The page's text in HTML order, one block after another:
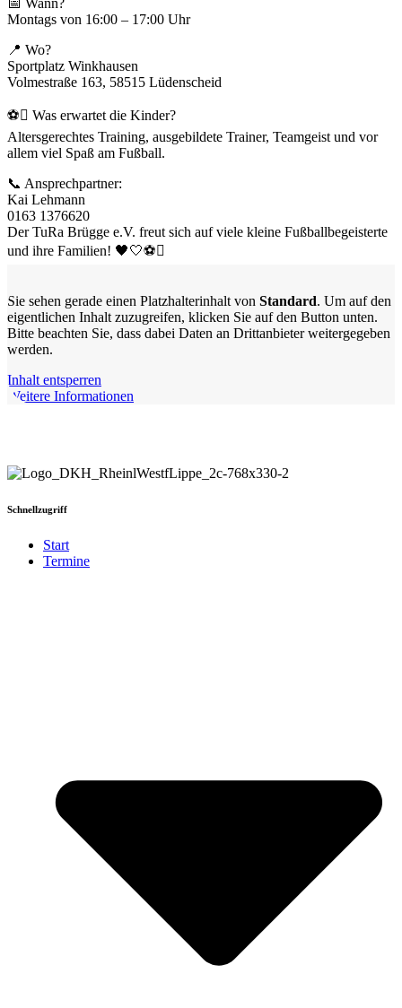
📅 Wann?
Montags von 16:00 – 17:00 Uhr
📍 Wo?
Sportplatz Winkhausen
Volmestraße 163, 58515 Lüdenscheid
⚽ Was erwartet die Kinder?
Altersgerechtes Training, ausgebildete Trainer, Teamgeist und vor
allem viel Spaß am Fußball.
📞 Ansprechpartner:
Kai Lehmann
0163 1376620
Der TuRa Brügge e.V. freut sich auf viele kleine Fußballbegeisterte
und ihre Familien! 🖤🤍⚽
Sie sehen gerade einen Platzhalterinhalt von Standard. Um auf den
eigentlichen Inhalt zuzugreifen, klicken Sie auf den Button unten.
Bitte beachten Sie, dass dabei Daten an Drittanbieter weitergegeben
werden.
Inhalt entsperren
Weitere Informationen
Schnellzugriff
Start
Termine